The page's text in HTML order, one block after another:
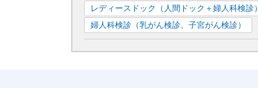
レディースドック（人間ドック＋婦人科検診）
婦人科検診（乳がん検診、子宮がん検診）